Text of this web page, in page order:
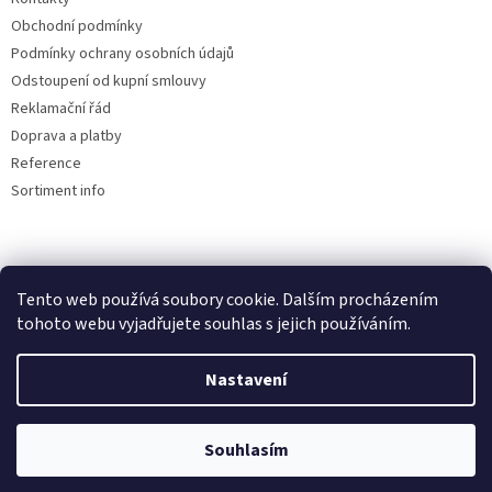
Tento web používá soubory cookie. Dalším procházením
tohoto webu vyjadřujete souhlas s jejich používáním.
Nastavení
Souhlasím
🏖️ DOVOLENÁ 6.8.2026 —
kamenná prodejna uzavřena.
Objednávky přijímáme i během
dovolené, expedice a osobní výdej
proběhnou až po jejím skončení.
Obchodní podmínky
Podmínky ochrany osobních údajů
Odstoupení od kupní smlouvy
Reklamační řád
Doprava a platby
Reference
Sortiment info
Reklamační řád
Vytvořil Shoptet
AUTOdesignPLUS. Všechna práva vyhrazena.